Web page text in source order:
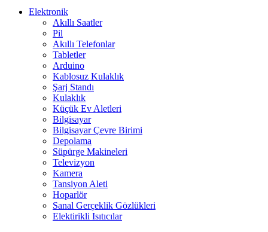
Elektronik
Akıllı Saatler
Pil
Akıllı Telefonlar
Tabletler
Arduino
Kablosuz Kulaklık
Şarj Standı
Kulaklık
Küçük Ev Aletleri
Bilgisayar
Bilgisayar Çevre Birimi
Depolama
Süpürge Makineleri
Televizyon
Kamera
Tansiyon Aleti
Hoparlör
Sanal Gerçeklik Gözlükleri
Elektirikli Isıtıcılar